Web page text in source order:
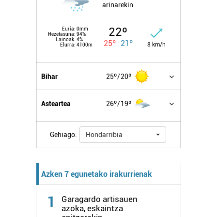
baliatzen gara. Ohar hau onartuz gero, teknologia hori
arinarekin
Euria: 0mm
Hezetasuna: 94%
Lainoak: 4%
Elurra: 4100m
22º
25º 21º 8 km/h
Bihar 25º 20º
Asteartea 26º 19º
Gehiago: Hondarribia
Azken 7 egunetako irakurrienak
1
Garagardo artisauen
azoka, eskaintza